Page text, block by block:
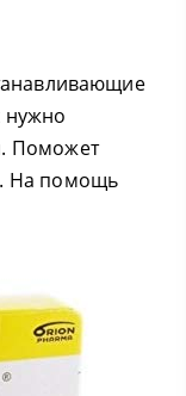
нужно
Поможет
На помощь